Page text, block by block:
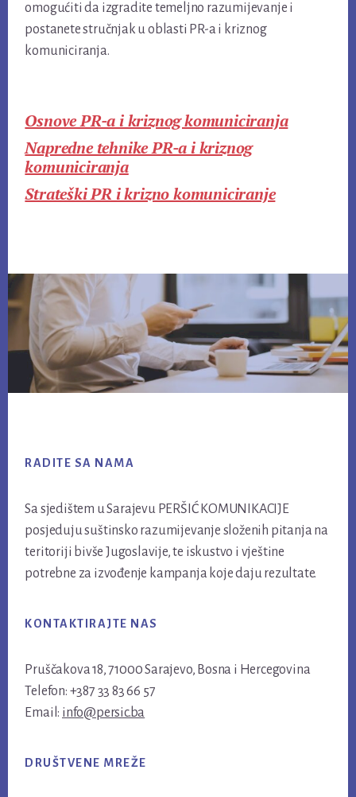
omogućiti da izgradite temeljno razumijevanje i
postanete stručnjak u oblasti PR-a i kriznog
komuniciranja.
Osnove PR-a i kriznog komuniciranja
Napredne tehnike PR-a i kriznog
komuniciranja
Strateški PR i krizno komuniciranje
RADITE SA NAMA
Sa sjedištem u Sarajevu PERŠIĆ KOMUNIKACIJE
posjeduju suštinsko razumijevanje složenih pitanja na
teritoriji bivše Jugoslavije, te iskustvo i vještine
potrebne za izvođenje kampanja koje daju rezultate.
KONTAKTIRAJTE NAS
Pruščakova 18, 71000 Sarajevo, Bosna i Hercegovina
Telefon: +387 33 83 66 57
Email: info@persic.ba
DRUŠTVENE MREŽE